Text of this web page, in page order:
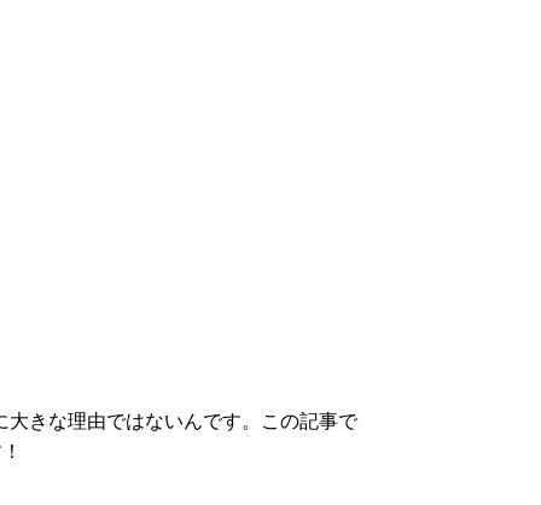
きな理由ではないんです。この記事で